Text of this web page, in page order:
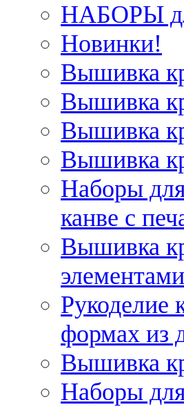
НАБОРЫ
Новинки!
Вышивка
Вышивка
Вышивка
Вышивка
Наборы
канве с
Вышивка
элементами
Рукоделие
формах из
Вышивка
Наборы